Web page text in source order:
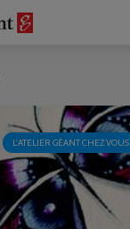
L'ATELIER GÉANT CHEZ VOUS